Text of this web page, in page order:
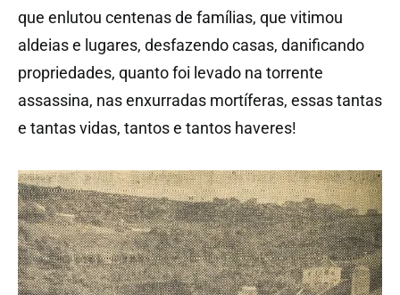
que enlutou centenas de famílias, que vitimou
aldeias e lugares, desfazendo casas, danificando
propriedades, quanto foi levado na torrente
assassina, nas enxurradas mortíferas, essas tantas
e tantas vidas, tantos e tantos haveres!